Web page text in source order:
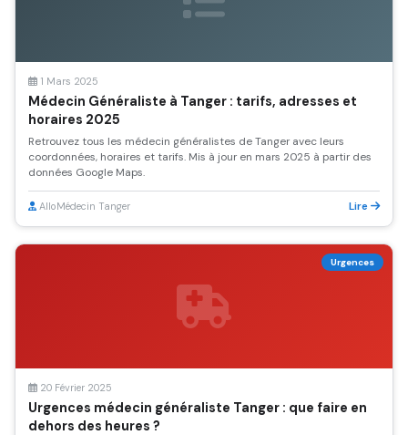
1 Mars 2025
Médecin Généraliste à Tanger : tarifs, adresses et
horaires 2025
Retrouvez tous les médecin généralistes de Tanger avec leurs
coordonnées, horaires et tarifs. Mis à jour en mars 2025 à partir des
données Google Maps.
AlloMédecin Tanger Lire
Urgences
20 Février 2025
Urgences médecin généraliste Tanger : que faire en
dehors des heures ?